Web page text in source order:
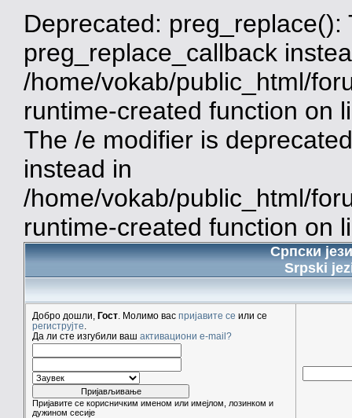
Deprecated:
preg_replace_callback
/home/vokab/public_html/
runtime-created function on
The /e modifier is
instead in
/home/vokab/public_html/
runtime-created function on
Српски
Srpski
Добро дошли, Гост . Молимо вас пријавите се или се
региструјте
Да ли сте изгубили ваш активациони e-mail?
Пријавите се корисничким именом или имејлом, лозинком и
дужином сесије